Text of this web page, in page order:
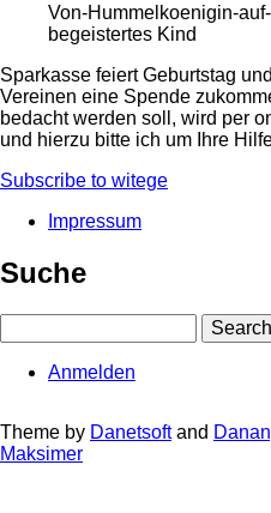
Von-Hummelkoenigin-
begeistertes Kind
Sparkasse feiert Geburtstag
Vereinen eine Spende
bedacht werden soll, wird per
und hierzu bitte ich um Ihre
Subscribe to witege
Impressum
Suche
account
menu
Anmelden
Theme by Danetsoftand
Maksimer